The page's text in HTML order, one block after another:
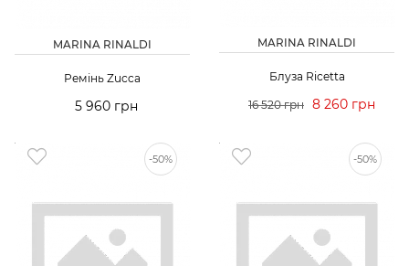
MARINA RINALDI
Ремінь Zucca
5 960 грн
MARINA RINALDI
Блуза Ricetta
16 520 грн 8 260 грн
-50% -50%